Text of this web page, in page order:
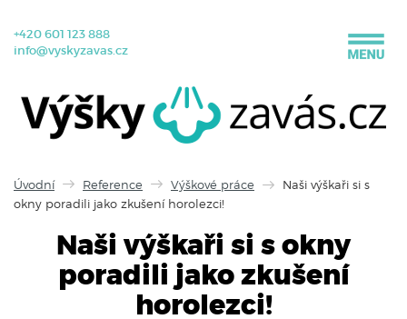
+420 601 123 888
info@vyskyzavas.cz
Úvodní Reference Výškové práce
Naši výškaři si s
okny poradili jako zkušení horolezci!
Naši výškaři si s okny
poradili jako zkušení
horolezci!